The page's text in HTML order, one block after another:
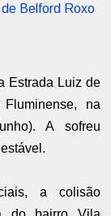
Belford Roxo
Estrada Luiz de
na
A sofreu
a colisão